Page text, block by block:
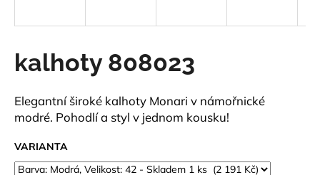
kalhoty 808023
Elegantní široké kalhoty Monari v námořnické
modré. Pohodlí a styl v jednom kousku!
VARIANTA
í
t
?
HLEDAT